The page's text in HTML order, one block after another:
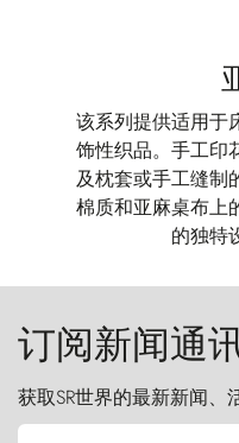
该系列提供适用于
饰性织品。手工印
及枕套或手工缝制
棉质和亚麻桌布上
的独特
订阅新闻通
获取SR世界的最新新闻、